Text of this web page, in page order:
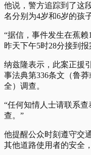
他说，警方追踪到了这
名分别为4岁和6岁的孩
“据信，事件发生在蕉
昨天下午5时28分接到报
纳兹隆表示，此案正援
事法典第336条文（鲁
全）调查。
“任何知情人士请联系查
查。”
他提醒公众时刻遵守交
其他道路使用者的安全